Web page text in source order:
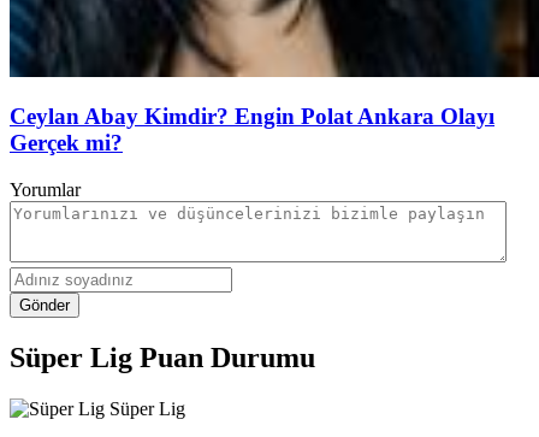
Ceylan Abay Kimdir? Engin Polat Ankara Olayı
Gerçek mi?
Yorumlar
Gönder
Süper Lig Puan Durumu
Süper Lig